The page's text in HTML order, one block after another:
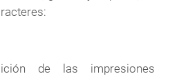
de las impresiones